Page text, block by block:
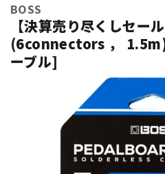
ベース
ドラム
BOSS
【決算売り尽くしセー
(6connectors ，
ーブル]